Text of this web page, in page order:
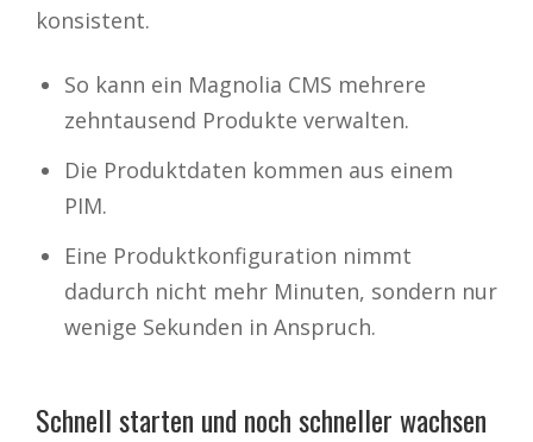
konsistent.
So kann ein Magnolia CMS mehrere
zehntausend Produkte verwalten.
Die Produktdaten kommen aus einem
PIM.
Eine Produktkonfiguration nimmt
dadurch nicht mehr Minuten, sondern nur
wenige Sekunden in Anspruch.
Schnell starten und noch schneller wachsen